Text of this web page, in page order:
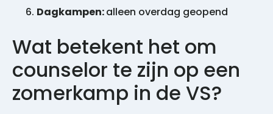
Dagkampen:alleen overdag geopend
Wat betekent het om
counselor te zijn op een
zomerkamp in de VS?